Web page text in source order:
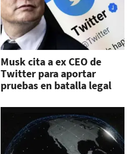
Musk cita a ex CEO de
Twitter para aportar
pruebas en batalla legal